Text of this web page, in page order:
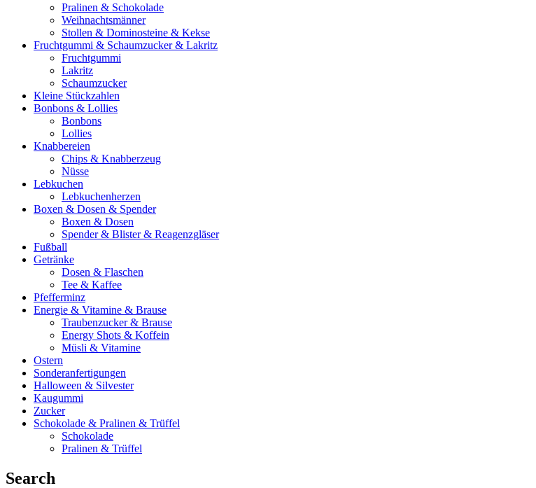
Pralinen & Schokolade
Weihnachtsmänner
Stollen & Dominosteine & Kekse
Fruchtgummi & Schaumzucker & Lakritz
Fruchtgummi
Lakritz
Schaumzucker
Kleine Stückzahlen
Bonbons & Lollies
Bonbons
Lollies
Knabbereien
Chips & Knabberzeug
Nüsse
Lebkuchen
Lebkuchenherzen
Boxen & Dosen & Spender
Boxen & Dosen
Spender & Blister & Reagenzgläser
Fußball
Getränke
Dosen & Flaschen
Tee & Kaffee
Pfefferminz
Energie & Vitamine & Brause
Traubenzucker & Brause
Energy Shots & Koffein
Müsli & Vitamine
Ostern
Sonderanfertigungen
Halloween & Silvester
Kaugummi
Zucker
Schokolade & Pralinen & Trüffel
Schokolade
Pralinen & Trüffel
Search